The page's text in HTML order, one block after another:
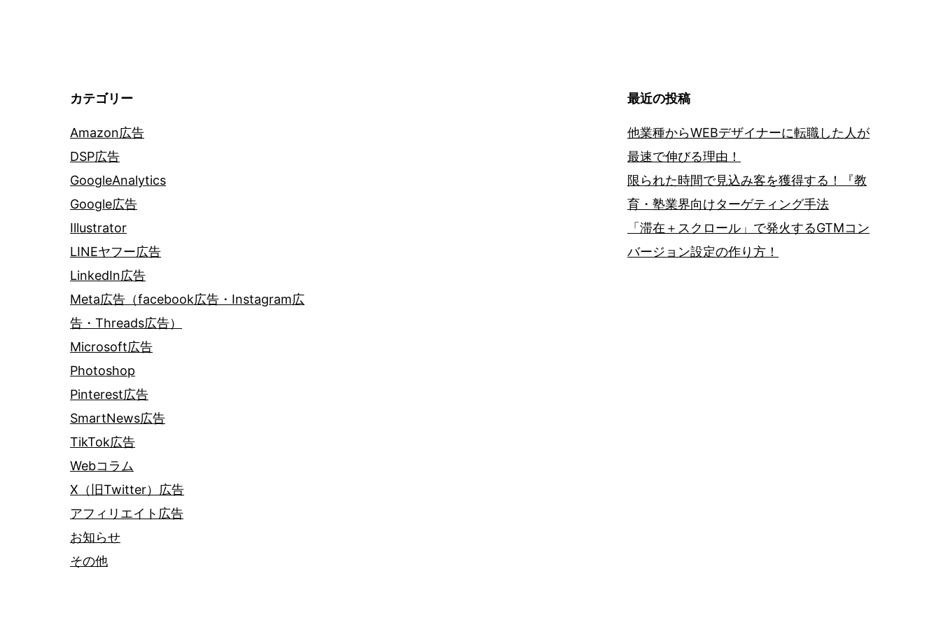
カテゴリー
Amazon広告
DSP広告
GoogleAnalytics
Google広告
Illustrator
LINEヤフー広告
LinkedIn広告
Meta広告（facebook広告・Instagram広
告・Threads広告）
Microsoft広告
Photoshop
Pinterest広告
SmartNews広告
TikTok広告
Webコラム
X（旧Twitter）広告
アフィリエイト広告
お知らせ
その他
最近の投稿
他業種からWEBデザイナーに転職した人が
最速で伸びる理由！
限られた時間で見込み客を獲得する！『教
育・塾業界向けターゲティング手法
「滞在＋スクロール」で発火するGTMコン
バージョン設定の作り方！